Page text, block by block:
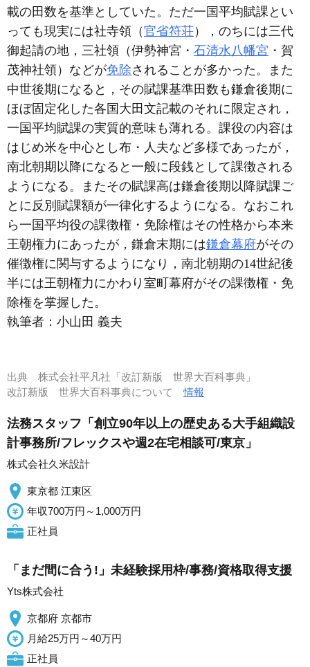
載の田数を基準としていた。ただ一国平均賦課とい
っても現実には社寺領（官省符荘），のちには三代
御起請の地，三社領（伊勢神宮・ 石清水八幡宮 ・賀
茂神社領）などが免除されることが多かった。また
中世後期になると，その賦課基準田数も鎌倉後期に
ほぼ固定化した各国大田文記載のそれに限定され，
一国平均賦課の実質的意味も薄れる。課役の内容は
はじめ米を中心とし布・人夫など多様であったが，
南北朝期以降になると一般に段銭として課徴される
ようになる。またその賦課高は鎌倉後期以降賦課ご
とに反別賦課額が一律化するようになる。なおこれ
ら一国平均役の課徴権・免除権はその性格から本来
王朝権力にあったが，鎌倉末期には鎌倉幕府がその
催徴権に関与するようになり，南北朝期の14世紀後
半には王朝権力にかわり室町幕府がその課徴権・免
除権を掌握した。
執筆者： 小山田 義夫
出典 株式会社平凡社「改訂新版 世界大百科事典」
改訂新版 世界大百科事典について情報
法務スタッフ「創立90年以上の歴史ある大手組織設
計事務所/フレックスや週2在宅相談可/東京」
株式会社久米設計
東京都 江東区
年収700万円～1,000万円
正社員
「まだ間に合う!」未経験採用枠/事務/資格取得支援
Yts株式会社
京都府 京都市
月給25万円～40万円
正社員